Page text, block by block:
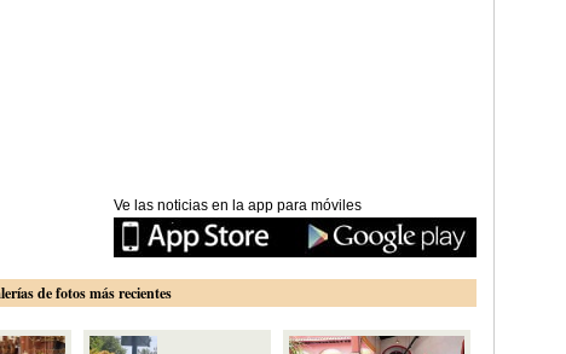
Ve las noticias en la app para móviles
de fotos más recientes